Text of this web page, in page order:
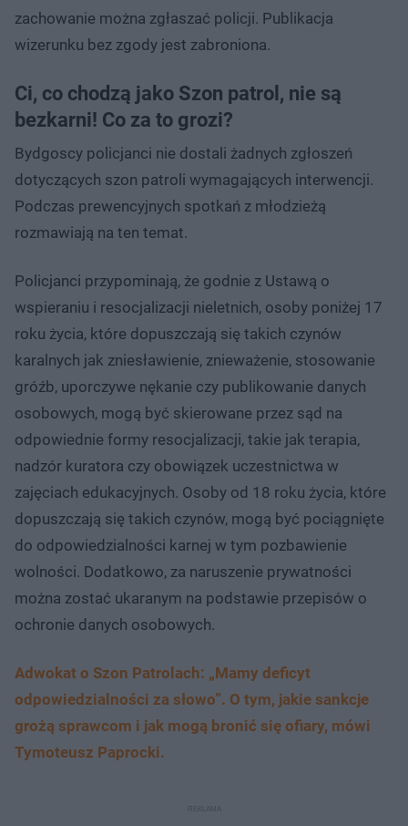
zachowanie można zgłaszać policji. Publikacja
wizerunku bez zgody jest zabroniona.
Ci, co chodzą jako Szon patrol, nie są
bezkarni! Co za to grozi?
Bydgoscy policjanci nie dostali żadnych zgłoszeń
dotyczących szon patroli wymagających interwencji.
Podczas prewencyjnych spotkań z młodzieżą
rozmawiają na ten temat.
Policjanci przypominają, że godnie z Ustawą o
wspieraniu i resocjalizacji nieletnich, osoby poniżej 17
roku życia, które dopuszczają się takich czynów
karalnych jak zniesławienie, znieważenie, stosowanie
gróźb, uporczywe nękanie czy publikowanie danych
osobowych, mogą być skierowane przez sąd na
odpowiednie formy resocjalizacji, takie jak terapia,
nadzór kuratora czy obowiązek uczestnictwa w
zajęciach edukacyjnych. Osoby od 18 roku życia, które
dopuszczają się takich czynów, mogą być pociągnięte
do odpowiedzialności karnej w tym pozbawienie
wolności. Dodatkowo, za naruszenie prywatności
można zostać ukaranym na podstawie przepisów o
ochronie danych osobowych.
Adwokat o Szon Patrolach: „Mamy deficyt
odpowiedzialności za słowo”. O tym, jakie sankcje
grożą sprawcom i jak mogą bronić się ofiary, mówi
Tymoteusz Paprocki.